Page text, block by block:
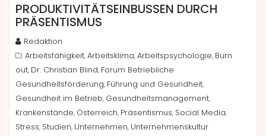
PRODUKTIVITÄTSEINBUSSEN DURCH P
RÄSENTISMUS
Redaktion
Arbeitsfähigkeit,Arbeitsklima,Arbeitspsychologie, Burn
out, Dr. Christian Blind, Forum Betriebliche
Gesundheitsförderung, Führung und Gesundheit,
Gesundheit im Betrieb, Gesundheitsmanagement,
Krankenstände, Österreich, Präsentismus, Social Media,
Stress, Studien, Unternehmen, Unternehmenskultur